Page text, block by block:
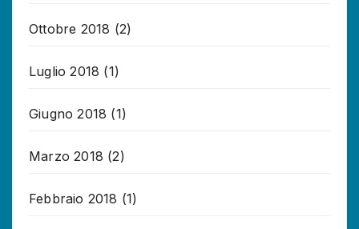
Ottobre 2018 (2)
Luglio 2018 (1)
Giugno 2018 (1)
Marzo 2018 (2)
Febbraio 2018 (1)